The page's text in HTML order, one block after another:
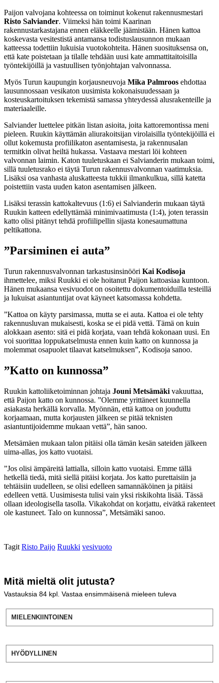
Paijon valvojana kohteessa on toiminut kokenut rakennusmestari
Risto Salviander. Viimeksi hän toimi Kaarinan
rakennustarkastajana ennen eläkkeelle jäämistään. Hänen kattoa
koskevasta vesitestistä antamansa todistuslausunnon mukaan
katteessa todettiin lukuisia vuotokohteita. Hänen suosituksensa on,
että kate poistetaan ja tilalle tehdään uusi kate ammattitaitoisilla
työntekijöillä ja vastuullisen työnjohtajan valvonnassa.
Myös Turun kaupungin korjausneuvoja Mika Palmroos ehdottaa
lausunnossaan vesikaton uusimista kokonaisuudessaan ja
kosteuskartoituksen tekemistä samassa yhteydessä alusrakenteille ja
materiaaleille.
Salviander luettelee pitkän listan asioita, joita kattoremontissa meni
pieleen. Ruukin käyttämän aliurakoitsijan virolaisilla työntekijöillä ei
ollut kokemusta profiilikaton asentamisesta, ja rakennusalan
termitkin olivat heiltä hukassa. Vastaava mestari löi kohteen
valvonnan laimin. Katon tuuletuskaan ei Salvianderin mukaan toimi,
sillä tuuletusrako ei täytä Turun rakennusvalvonnan vaatimuksia.
Lisäksi osa vanhasta aluskatteesta tukkii ilmankulkua, sillä katetta
poistettiin vasta uuden katon asentamisen jälkeen.
Lisäksi terassin kattokaltevuus (1:6) ei Salvianderin mukaan täytä
Ruukin katteen edellyttämää minimivaatimusta (1:4), joten terassin
katto olisi pitänyt tehdä profiilipellin sijasta konesaumattuna
peltikattona.
”Parsiminen ei auta”
Turun rakennusvalvonnan tarkastusinsinööri Kai Kodisoja
ihmettelee, miksi Ruukki ei ole hoitanut Paijon kattoasiaa kuntoon.
Hänen mukaansa vesivuodot on osoitettu dokumentoiduilla testeillä
ja lukuisat asiantuntijat ovat käyneet katsomassa kohdetta.
”Kattoa on käyty parsimassa, mutta se ei auta. Kattoa ei ole tehty
rakennusluvan mukaisesti, koska se ei pidä vettä. Tämä on kuin
alokkaan asento: sitä ei pidä korjata, vaan tehdä kokonaan uusi. En
voi suorittaa loppukatselmusta ennen kuin katto on kunnossa ja
molemmat osapuolet tilaavat katselmuksen”, Kodisoja sanoo.
”Katto on kunnossa”
Ruukin kattoliiketoiminnan johtaja Jouni Metsämäki vakuuttaa,
että Paijon katto on kunnossa. ”Olemme yrittäneet kuunnella
asiakasta herkällä korvalla. Myönnän, että kattoa on jouduttu
korjaamaan, mutta korjausten jälkeen se pitää teknisten
asiantuntijoidemme mukaan vettä”, hän sanoo.
Metsämäen mukaan talon pitäisi olla tämän kesän sateiden jälkeen
uima-allas, jos katto vuotaisi.
”Jos olisi ämpäreitä lattialla, silloin katto vuotaisi. Emme tällä
hetkellä tiedä, mitä siellä pitäisi korjata. Jos katto purettaisiin ja
tehtäisiin uudelleen, se olisi edelleen samannäköinen ja pitäisi
edelleen vettä. Uusimisesta tulisi vain yksi riskikohta lisää. Tässä
ollaan ideologisella tasolla. Vikakohdat on korjattu, eivätkä rakenteet
ole kastuneet. Talo on kunnossa”, Metsämäki sanoo.
Tagit Risto Paijo Ruukki vesivuoto
Mitä mieltä olit jutusta?
Vastauksia 84 kpl. Vastaa ensimmäisenä mieleen tuleva
MIELENKIINTOINEN
HYÖDYLLINEN